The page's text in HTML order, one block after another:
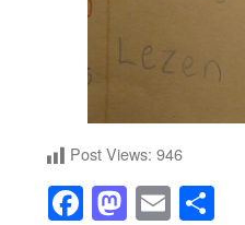
Post Views: 946
Facebook
Mastodon
Email